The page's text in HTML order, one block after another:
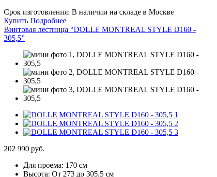
Срок изготовления: В наличии на складе в Москве
Купить Подробнее
Винтовая лестница “DOLLE MONTREAL STYLE D160 -
305,5”
202 990 руб.
Для проема: 170 см
Высота: От 273 до 305,5 см